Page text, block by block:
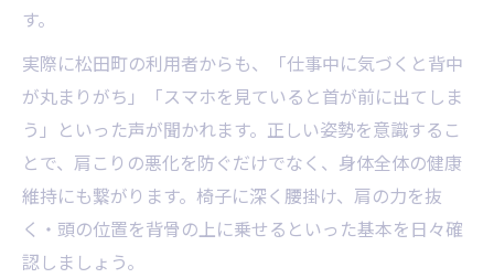
肩こり軽減を支える正しいセルフケア
す。
実際に松田町の利用者からも、「仕事中に気づくと背中
が丸まりがち」「スマホを見ていると首が前に出てしま
う」といった声が聞かれます。正しい姿勢を意識するこ
とで、肩こりの悪化を防ぐだけでなく、身体全体の健康
維持にも繋がります。椅子に深く腰掛け、肩の力を抜
く・頭の位置を背骨の上に乗せるといった基本を日々確
認しましょう。